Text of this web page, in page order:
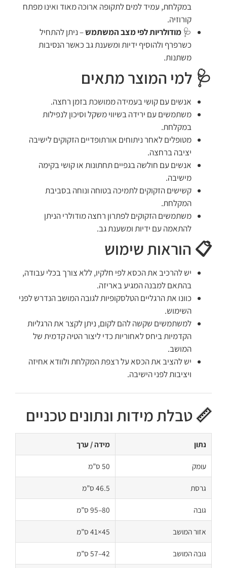
במקלחת, עמיד למים לתקופה ארוכה מאוד ואינו מפתח
קורוזיה.
🩺 מודולריות לפי מצב המשתמש– ניתן להתחיל
כשרפרף ולהוסיף ידיות ומשענת גב כאשר הנסיבות
משתנות.
🩺 למי המוצר מתאים
אנשים עם קושי בעמידה ממושכת בזמן רחצה.
משתמשים עם ירידה בשיווי משקל וסיכון לנפילות
במקלחת.
מטופלים לאחר ניתוחים אורתופדיים הזקוקים לישיבה
יציבה ברחצה.
אנשים עם חולשה בגפיים תחתונות או קושי בקימה
מישיבה.
קשישים הזקוקים לתמיכה בטוחה ונוחה בסביבת
המקלחת.
משתמשים הזקוקים לפתרון רחצה מודולרי הניתן
להתאמה עם ידיות ומשענת גב.
📋 הוראות שימוש
יש להרכיב את הכסא לפי חלקיו, ללא צורך בכלי עבודה,
בהתאם למבנה המגיע באריזה.
כוונו את הרגליים הטלסקופיות לגובה המושב הנדרש לפני
השימוש.
למשתמשים שקשה להם לקום, ניתן לקצר את הרגליות
הקדמיות ביחס לאחוריות כדי ליצור הטיה קדמית של
המושב.
יש להציב את הכסא על רצפת המקלחת ולוודא אחיזה
ויציבות לפני הישיבה.
📏 טבלת מידות ונתונים טכניים
נתון מידה / ערך
עומק 50 ס”מ
גרסת 46.5 ס”מ
גובה 80–95 ס”מ
אזור המושב 45×41 ס”מ
גובה המושב 42–57 ס”מ